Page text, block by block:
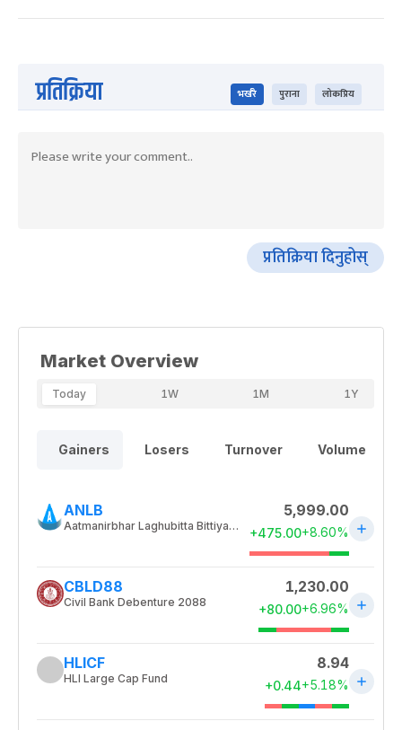
प्रतिक्रिया भर्खरै पुराना लोकप्रिय
प्रतिक्रिया दिनुहोस्